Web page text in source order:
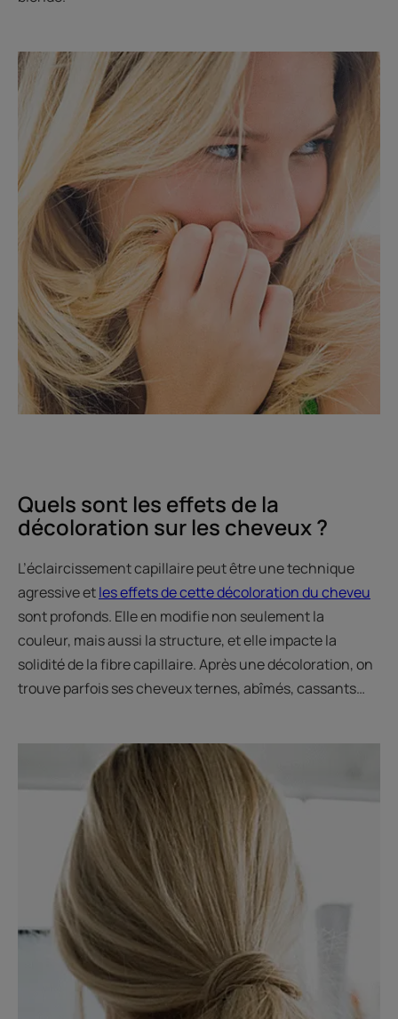
Quels sont les effets de la
décoloration sur les cheveux ?
L’éclaircissement capillaire peut être une technique
agressive etles effets de cette décoloration du cheveu
sont profonds. Elle en modifie non seulement la
couleur, mais aussi la structure, et elle impacte la
solidité de la fibre capillaire. Après une décoloration, on
trouve parfois ses cheveux ternes, abîmés, cassants…